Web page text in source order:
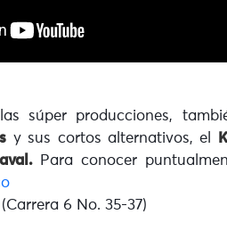
súper producciones,
y sus cortos alternativos, el
Para conocer
6 No. 35-37)